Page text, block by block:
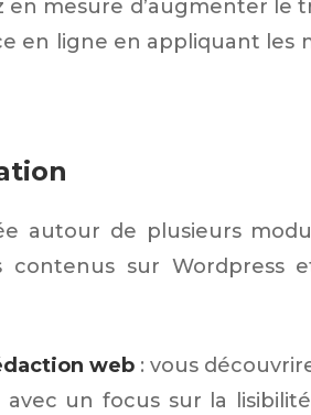
mesure d’augmenter le
en ligne en appliquant les
autour de plusieurs
sur Wordpress
web : vous
avec un focus sur la